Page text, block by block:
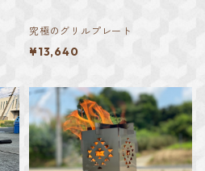
究極のグリルプレート
¥13,640